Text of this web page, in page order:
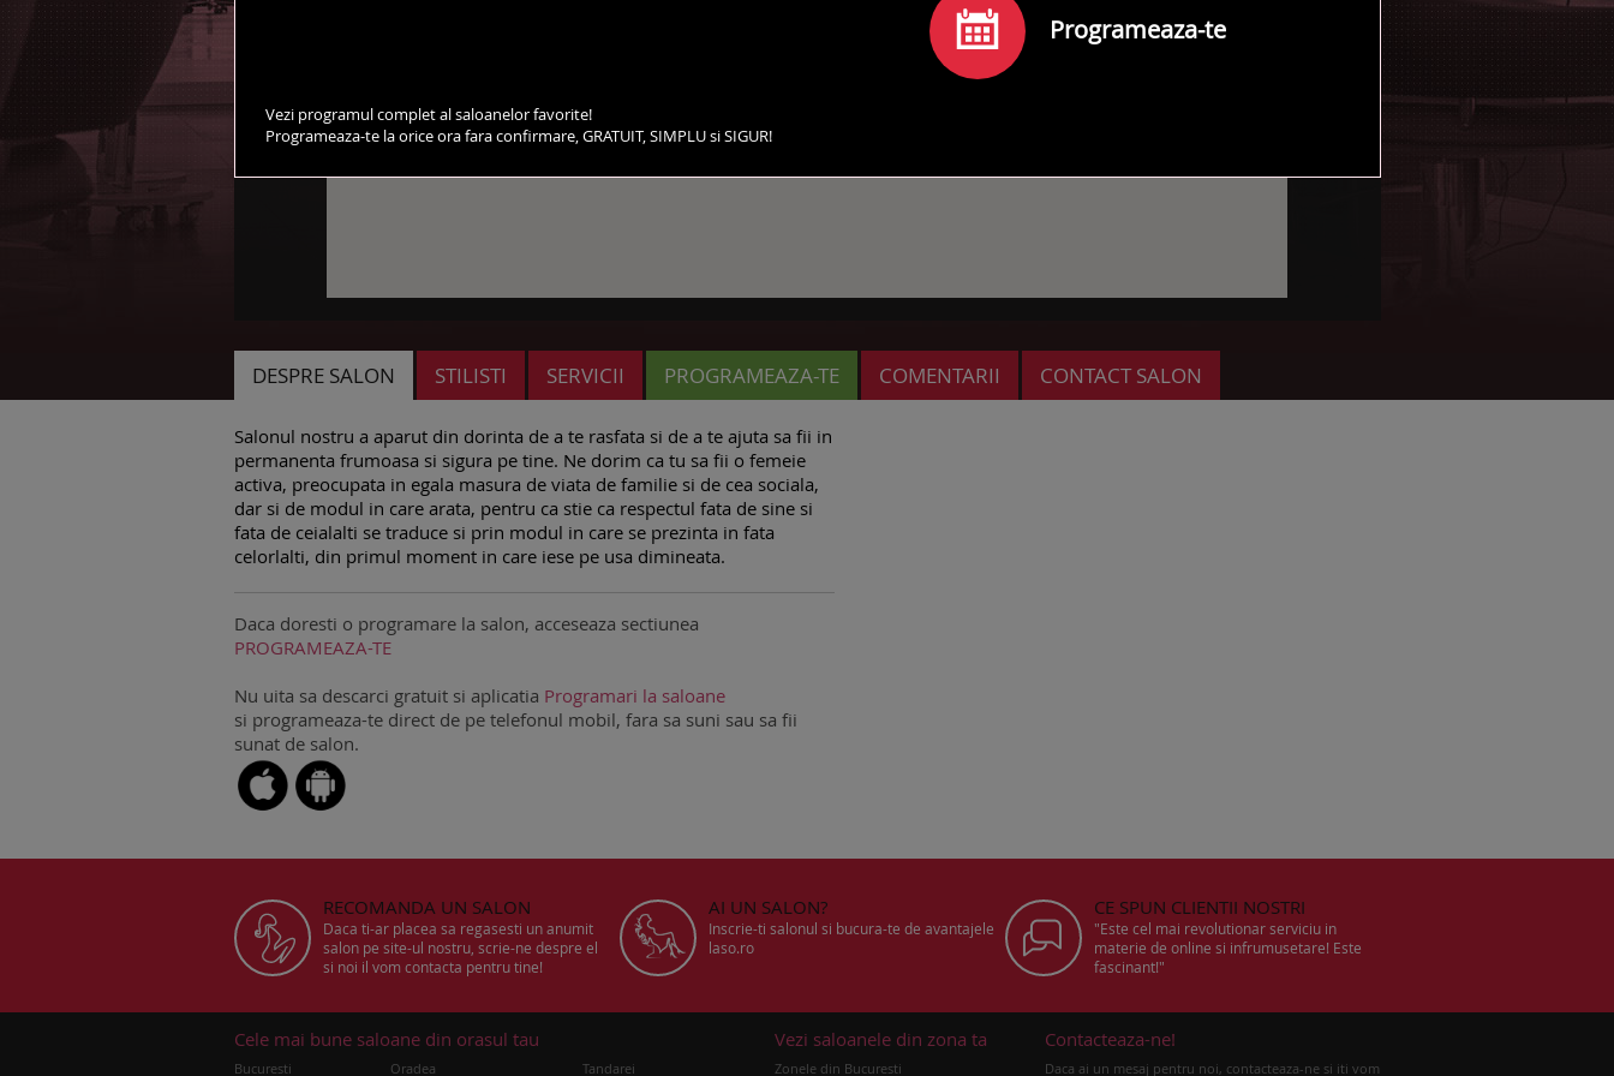
DESPRE SALON STILISTI SERVICII PROGRAMEAZA-TE COMENTARII CONTACT SALON
Salonul nostru a aparut din dorinta de a te rasfata si de a te ajuta sa fii in
permanenta frumoasa si sigura pe tine. Ne dorim ca tu sa fii o femeie
activa, preocupata in egala masura de viata de familie si de cea sociala,
dar si de modul in care arata, pentru ca stie ca respectul fata de sine si
fata de ceialalti se traduce si prin modul in care se prezinta in fata
celorlalti, din primul moment in care iese pe usa dimineata.
Daca doresti o programare la salon, acceseaza sectiunea
PROGRAMEAZA-TE
Nu uita sa descarci gratuit si aplicatia Programari la saloane
si programeaza-te direct de pe telefonul mobil, fara sa suni sau sa fii
sunat de salon.
RECOMANDA UN SALON
Daca ti-ar placea sa regasesti un anumit
salon pe site-ul nostru, scrie-ne despre el
si noi il vom contacta pentru tine!
AI UN SALON?
Inscrie-ti salonul si bucura-te de avantajele
laso.ro
CE SPUN CLIENTII NOSTRI
"Este cel mai revolutionar serviciu in
materie de online si infrumusetare! Este
fascinant!"
Cele mai bune saloane din orasul tau
Bucuresti Oradea Tandarei
Vezi saloanele din zona ta
Zonele din Bucuresti
Contacteaza-ne!
Daca ai un mesaj pentru noi, contacteaza-ne si iti vom
Programeaza-te
Vezi programul complet al saloanelor favorite!
Programeaza-te la orice ora fara confirmare, GRATUIT, SIMPLU si SIGUR!